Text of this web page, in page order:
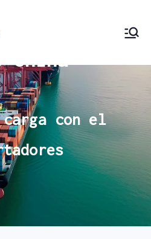
Perú
China
carga con el